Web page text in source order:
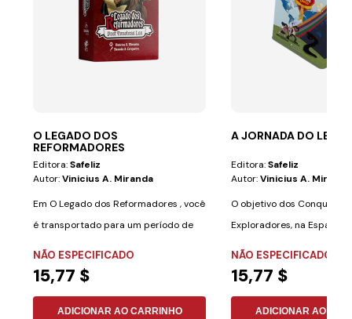
O LEGADO DOS
REFORMADORES
Editora:Safeliz
Autor:Vinicius A. Miranda
Em O Legado dos Reformadores , você
é transportado para um período de
NÃO ESPECIFICADO
15,77 $
ADICIONAR AO CARRINHO
A JORNADA DO
Editora:Safeliz
Autor:Vinicius A. Miranda
O objetivo dos
Exploradores, na Espanha)
NÃO ESPECIFICADO
15,77 $
ADICIONAR AO